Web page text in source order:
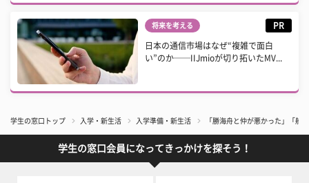
将来を考える PR
日本の通信市場はなぜ“複雑で面白
い”のか──IIJmioが切り拓いたMV...
学生の窓口トップ 入学・新生活 入学準備・新生活 「勝海舟と仲が悪かった」「船
学生の窓口会員になってきっかけを探そう！